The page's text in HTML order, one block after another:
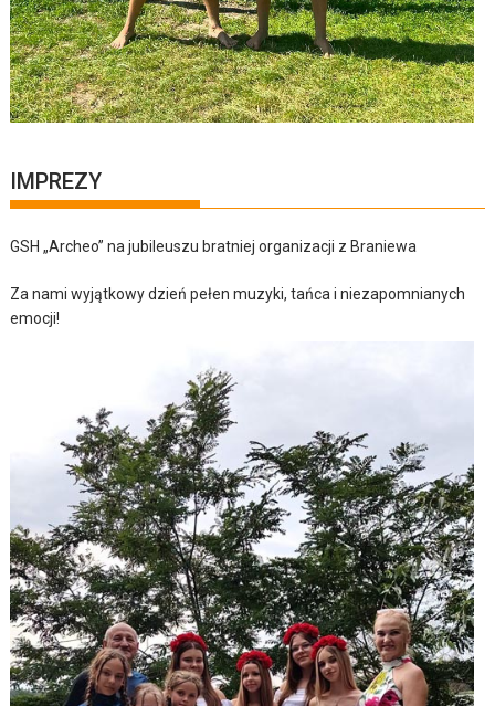
IMPREZY
GSH „Archeo” na jubileuszu bratniej organizacji z Braniewa
Za nami wyjątkowy dzień pełen muzyki, tańca i niezapomnianych
emocji!